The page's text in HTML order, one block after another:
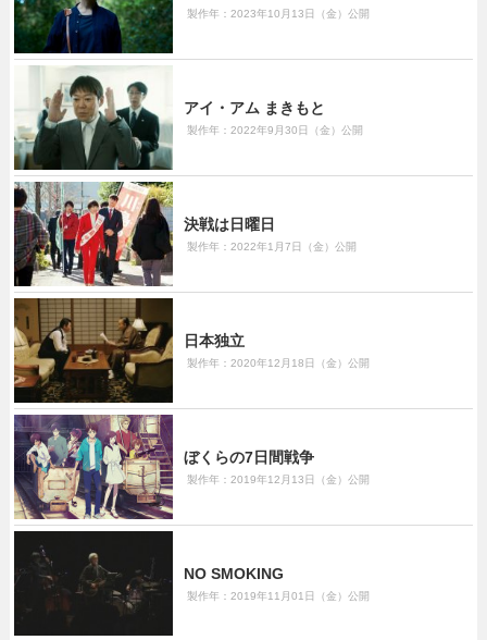
製作年：2023年10月13日（金）公開
アイ・アム まきもと
製作年：2022年9月30日（金）公開
決戦は日曜日
製作年：2022年1月7日（金）公開
日本独立
製作年：2020年12月18日（金）公開
ぼくらの7日間戦争
製作年：2019年12月13日（金）公開
NO SMOKING
製作年：2019年11月01日（金）公開